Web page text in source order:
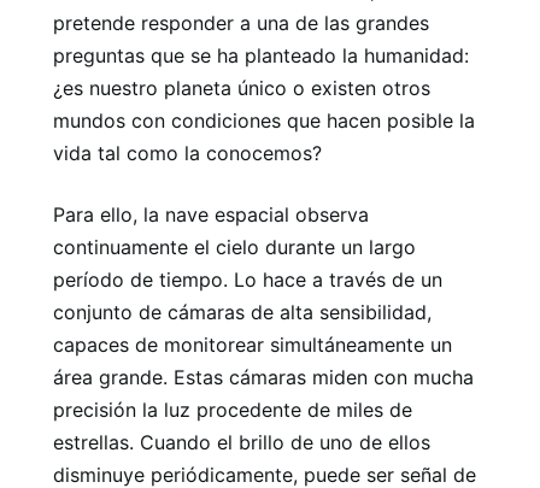
pretende responder a una de las grandes
preguntas que se ha planteado la humanidad:
¿es nuestro planeta único o existen otros
mundos con condiciones que hacen posible la
vida tal como la conocemos?
Para ello, la nave espacial observa
continuamente el cielo durante un largo
período de tiempo. Lo hace a través de un
conjunto de cámaras de alta sensibilidad,
capaces de monitorear simultáneamente un
área grande. Estas cámaras miden con mucha
precisión la luz procedente de miles de
estrellas. Cuando el brillo de uno de ellos
disminuye periódicamente, puede ser señal de